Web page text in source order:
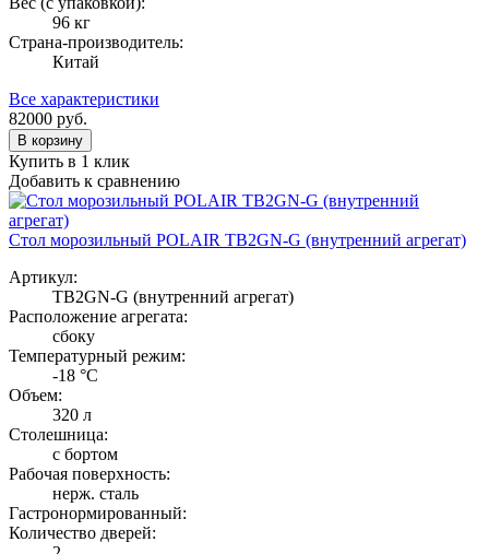
96 кг
Страна-производитель:
Китай
Все характеристики
82000 руб.
В корзину
Купить в 1 клик
Добавить к сравнению
Стол морозильный POLAIR TB2GN-G (внутренний агрегат)
Артикул:
TB2GN-G (внутренний агрегат)
Расположение агрегата:
сбоку
Температурный режим:
-18 °С
Объем:
320 л
Столешница:
с бортом
Рабочая поверхность:
нерж. сталь
Гастронормированный:
Количество дверей: